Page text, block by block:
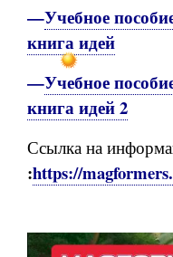
—Учебное
книга идей
—Учебное
книга идей 2
Ссылка на
:https://